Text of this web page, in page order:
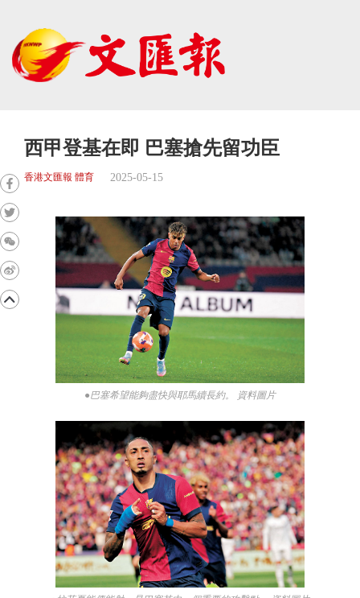
西甲登基在即 巴塞搶先留功臣
香港文匯報 體育 2025-05-15
●巴塞希望能夠盡快與耶馬續長約。 資料圖片